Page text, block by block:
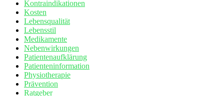
Kontraindikationen
Kosten
Lebensqualität
Lebensstil
Medikamente
Nebenwirkungen
Patientenaufklärung
Patienteninformation
Physiotherapie
Prävention
Ratgeber